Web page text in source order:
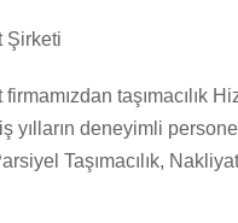
Şirketi
taşımacılık
yılların deneyimli
Taşımacılık,